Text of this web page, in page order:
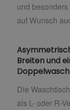
und
auf Wunsch
Breiten und
Die
als L- oder R-